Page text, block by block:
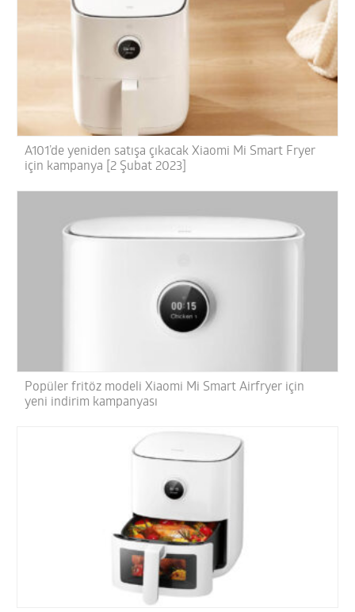
A101’de yeniden satışa çıkacak Xiaomi Mi Smart Fryer
için kampanya [2 Şubat 2023]
Popüler fritöz modeli Xiaomi Mi Smart Airfryer için
yeni indirim kampanyası